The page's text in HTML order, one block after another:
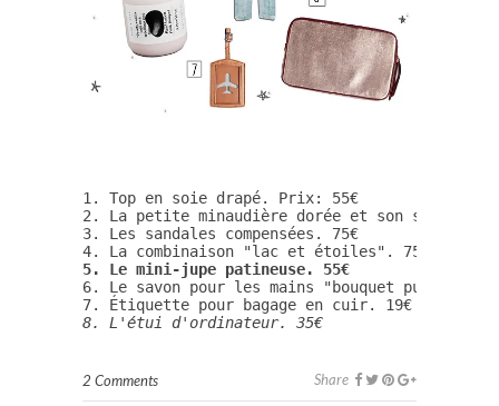
1. Top en soie drapé. Prix: 55€
2. La petite minaudière dorée et son sac
3. Les sandales compensées. 75€
5. Le mini-jupe patineuse. 55€
6. Le savon pour les mains "bouquet punk". 5€
8. L'étui d'ordinateur. 35€
2 Comments Share